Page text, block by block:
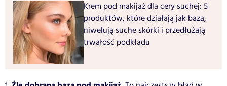
Krem pod makijaż dla cery suchej: 5
produktów, które działają jak baza,
niwelują suche skórki i przedłużają
trwałość podkładu